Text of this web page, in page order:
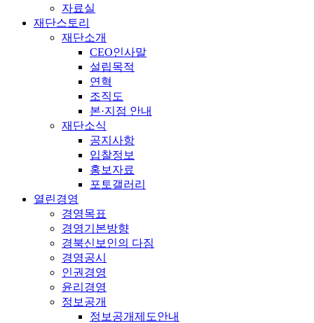
자료실
재단스토리
재단소개
CEO인사말
설립목적
연혁
조직도
본·지점 안내
재단소식
공지사항
입찰정보
홍보자료
포토갤러리
열린경영
경영목표
경영기본방향
경북신보인의 다짐
경영공시
인권경영
윤리경영
정보공개
정보공개제도안내